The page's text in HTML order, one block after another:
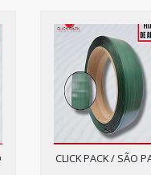
CLICK PACK / SÃO